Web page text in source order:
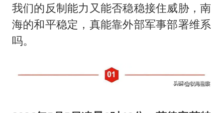
我们的反制能力又能否稳稳接住威胁，南
海的和平稳定，真能靠外部军事部署维系
吗。